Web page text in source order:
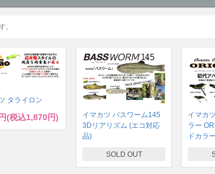
。
タライロン
(税込1,870円)
イマカツ バスワーム145
3Dリアリズム (エコ対応
品)
SOLD OUT
イマカ
ラー
ドカラー